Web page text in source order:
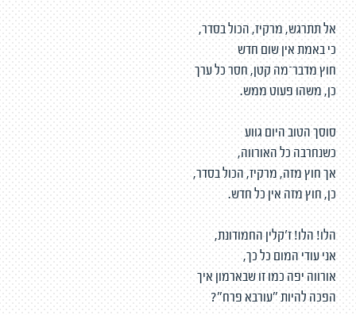
אל תתרגש, מרקיז, הכול בסדר,
כי באמת אין שום חדש
חוץ מדבר־מה קטן, חסר כל ערך
כן, משהו פעוט ממש.
סוסך הטוב היום גווע
כשנחרבה כל האורווה,
אך חוץ מזה, מרקיז, הכול בסדר,
כן, חוץ מזה אין כל חדש.
הלו! הלו! ז'קלין החמודונת,
אני עודי המום כל כך,
אורווה יפה כמו זו שבארמון איך
הפכה להיות "עורבא פרח"?